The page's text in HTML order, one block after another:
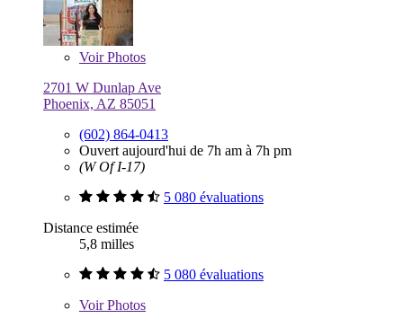
VoirPhotos
2701 W Dunlap Ave
Phoenix, AZ 85051
(602) 864-0413
Ouvert aujourd'hui de 7h am à 7h pm
(W Of I-17)
5 080 évaluations
Distance estimée
5,8 milles
5 080 évaluations
VoirPhotos